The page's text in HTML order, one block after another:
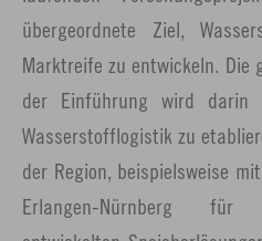
übergeordnete Ziel,
Marktreife zu entwickeln. Die
der Einführung wird darin
Wasserstofflogistik zu
der Region, beispielsweise
Erlangen-Nürnberg für